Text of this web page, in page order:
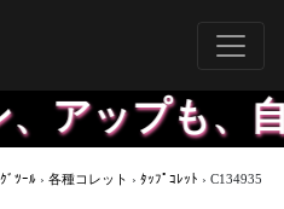
プも、自
ﾞﾂｰﾙ › 各種コレット › ﾀｯﾌﾟｺﾚｯﾄ › C134935